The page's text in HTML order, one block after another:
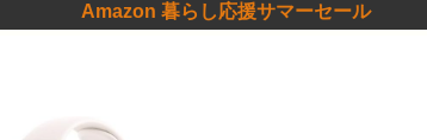
Amazon 暮らし応援サマーセール